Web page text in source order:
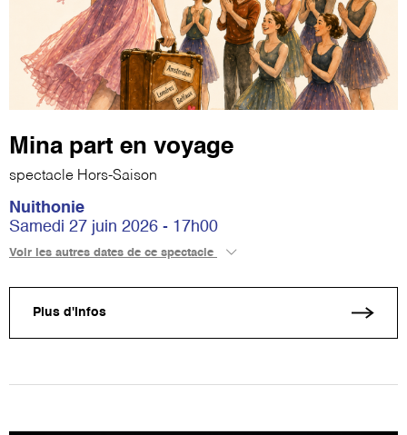
Mina part en voyage
spectacle Hors-Saison
Nuithonie
Samedi 27 juin 2026 - 17h00
Voir les autres dates de ce spectacle
Plus d'infos